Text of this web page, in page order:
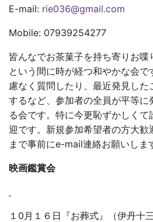
E-mail: rie036@gmail.com
Mobile: 07939254277
皆んなでお茶菓子を持ち寄りお喋
という間に時が経つ和やかな会
慮なく質問したり、最近発見し
するなど、参加者の全員が平等に
る会です。特に今更恥ずかしく
迎です。新規参加希望者の方大歓
まで事前にe-mail連絡お願いしま
映画鑑賞会
１0月１６日『お葬式』（伊丹十